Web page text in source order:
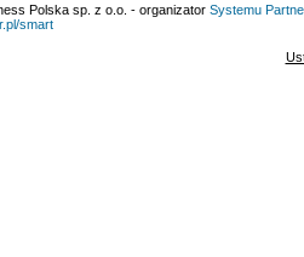
Polska sp. z o.o. - organizator Systemu
smart